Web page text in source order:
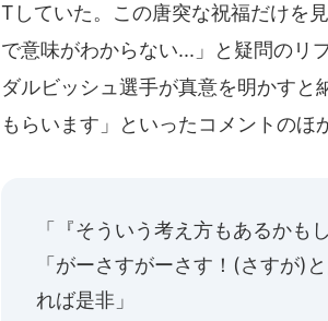
Tしていた。この唐突な祝福だけを
で意味がわからない...」と疑問のリ
ダルビッシュ選手が真意を明かすと
もらいます」といったコメントのほ
「『そういう考え方もあるかも
「がーさすがーさす！(さすが)
れば是非」